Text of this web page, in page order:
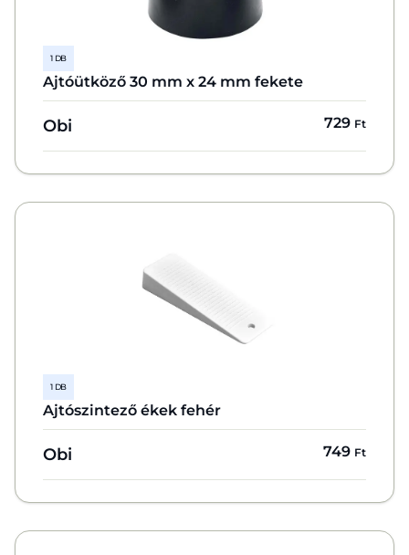
1 DB
Ajtóütköző 30 mm x 24 mm fekete
Obi 729 Ft
1 DB
Ajtószintező ékek fehér
Obi 749 Ft